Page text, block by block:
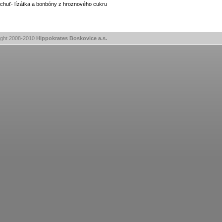
lízátka a bonbóny z hroznového cukru
2008-2010 Hippokrates Boskovice a.s.